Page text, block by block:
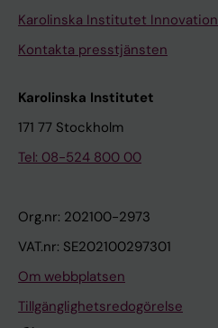
Karolinska Institutet Innovation
Kontakta presstjänsten
Karolinska Institutet
171 77 Stockholm
Tel: 08-524 800 00
Org.nr: 202100-2973
VAT.nr: SE202100297301
Om webbplatsen
Tillgänglighetsredogörelse